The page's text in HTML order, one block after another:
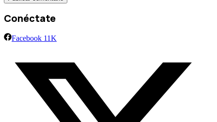
Conéctate
Facebook 11K